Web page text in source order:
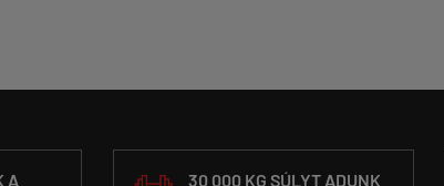
A
30 000 KG SÚLYT ADUNK